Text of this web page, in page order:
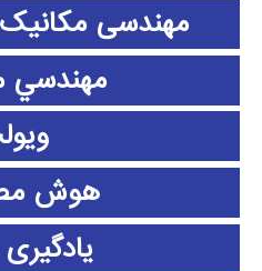
مهندسی
مهندسي
هوش